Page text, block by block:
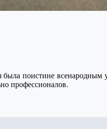
поистине всенародным
профессионалов.